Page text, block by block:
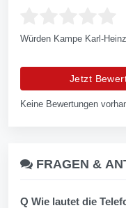
Würden Kampe Karl-
Jetzt
Keine Bewertungen
FRAGEN &
Q Wie lautet die